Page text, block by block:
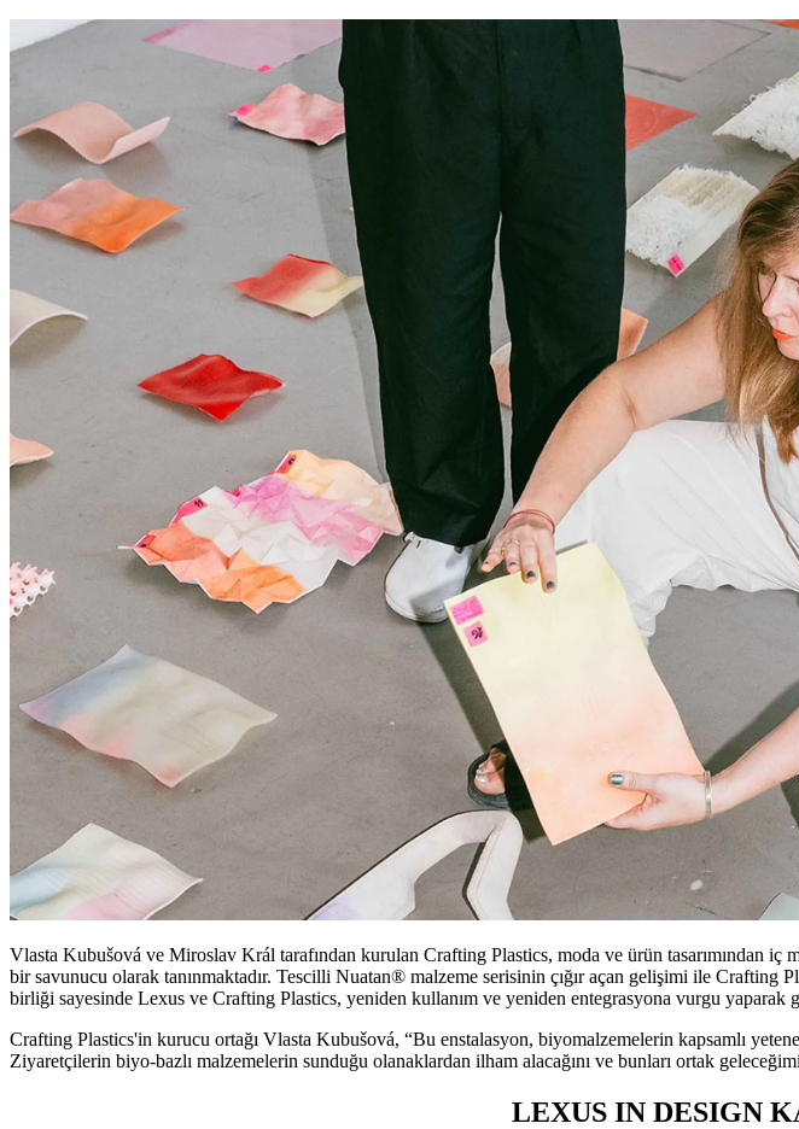
Vlasta Kubušová ve Miroslav Král tarafından kurulan Crafting Plastics, moda ve ürün tasarımından iç
bir savunucu olarak tanınmaktadır. Tescilli Nuatan® malzeme serisinin çığır açan gelişimi ile Crafting
birliği sayesinde Lexus ve Crafting Plastics, yeniden kullanım ve yeniden entegrasyona vurgu yaparak
Crafting Plastics'in kurucu ortağı Vlasta Kubušová, “Bu enstalasyon, biyomalzemelerin kapsamlı
Ziyaretçilerin biyo-bazlı malzemelerin sunduğu olanaklardan ilham alacağını ve bunları ortak
LEXUS IN DESIGN